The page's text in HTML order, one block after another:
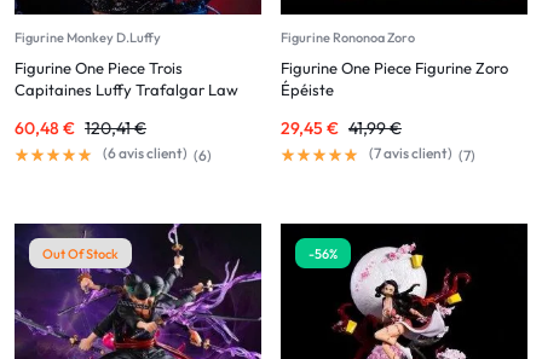
Figurine Monkey D.Luffy
Figurine One Piece Trois
Capitaines Luffy Trafalgar Law
120,41€
60,48€
(6avis client) (6)
Figurine Rononoa Zoro
Figurine One Piece Figurine Zoro
Épéiste
41,99€
29,45 €
(7avis client) (7)
Out Of Stock -56%